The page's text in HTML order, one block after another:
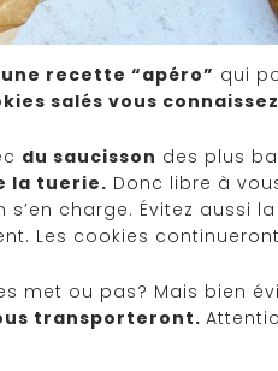
une recette “apéro” qui
salés vous
du saucisson des plus
la tuerie. Donc libre à
charge. Évitez aussi
Les cookies
met ou pas? Mais bien
transporteront.